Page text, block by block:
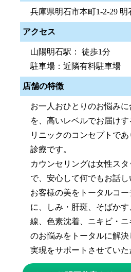
兵庫県明石市本町1-2-29
アクセス
山陽明石駅： 徒歩1分
駐車場：近隣有料駐車場
店舗の特徴
お一人おひとりのお悩み
を、高いレベルでお届け
リニックのコンセプトで
診療です。
カウンセリングは女性ス
で、安心して何でもお話し
お客様の美をトータルコ
に、しみ・肝斑、そばか
線、色素沈着、ニキビ・
のお悩みをトータルに解
実現をサポートさせていた